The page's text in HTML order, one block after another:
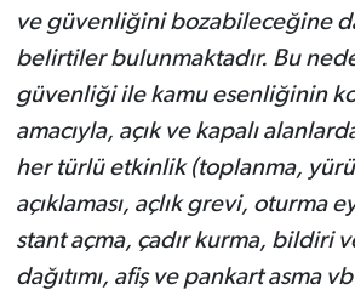
ve güvenliğini bozabileceğine
belirtiler bulunmaktadır. Bu
güvenliği ile kamu esenliğinin
amacıyla, açık ve kapalı
her türlü etkinlik (toplanma,
açıklaması, açlık grevi, oturma
stant açma, çadır kurma, bildiri
dağıtımı, afiş ve pankart asma